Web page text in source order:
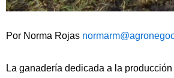
Por Norma Rojas
La ganadería dedicada a la